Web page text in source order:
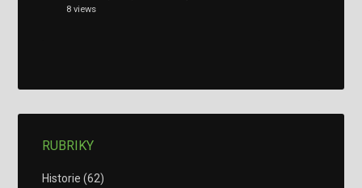
8 views
RUBRIKY
Historie (62)